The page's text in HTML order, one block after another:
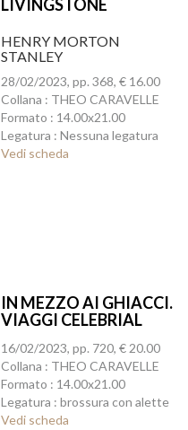
LIVINGSTONE
HENRY MORTON
STANLEY
28/02/2023, pp. 368, € 16.00
Collana : THEO CARAVELLE
Formato : 14.00x21.00
Legatura : Nessuna legatura
Vedi scheda
IN MEZZO AI GHIACCI.
VIAGGI CELEBRIAL
16/02/2023, pp. 720, € 20.00
Collana : THEO CARAVELLE
Formato : 14.00x21.00
Legatura : brossura con alette
Vedi scheda